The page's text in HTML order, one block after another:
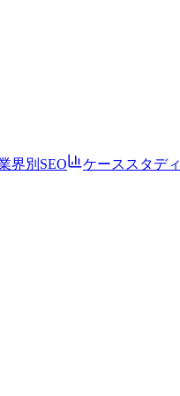
界別SEO ケーススタディ